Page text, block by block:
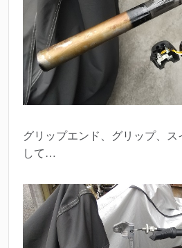
グリップエンド、グリップ、
して…